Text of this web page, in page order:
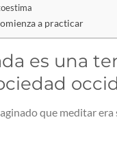
a practicar
es una
que meditar